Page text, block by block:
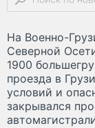
На Военно-
Северной
1900
проезда в
условий и
закрывался